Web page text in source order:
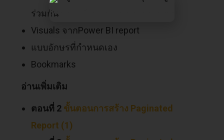
ร่วมกัน
Visuals จากPower BI report
แบบอักษรที่กำหนดเอง
Bookmarks
อ่านเพิ่มเติม
ตอนที่ 2 ขั้นตอนการสร้าง Paginated
Report (1)